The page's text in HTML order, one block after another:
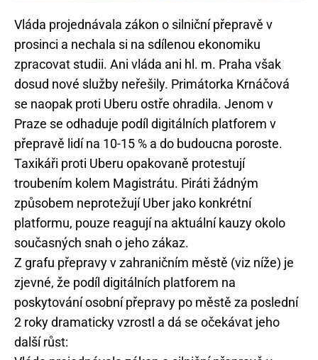
Vláda projednávala zákon o silniční přepravě v
prosinci a nechala si na sdílenou ekonomiku
zpracovat studii. Ani vláda ani hl. m. Praha však
dosud nové služby neřešily. Primátorka Krnáčová
se naopak proti Uberu ostře ohradila. Jenom v
Praze se odhaduje podíl digitálních platforem v
přepravě lidí na 10-15 % a do budoucna poroste.
Taxikáři proti Uberu opakovaně protestují
troubením kolem Magistrátu. Piráti žádným
způsobem neprotežují Uber jako konkrétní
platformu, pouze reagují na aktuální kauzy okolo
současných snah o jeho zákaz.
Z grafu přepravy v zahraničním městě (viz níže) je
zjevné, že podíl digitálních platforem na
poskytování osobní přepravy po městě za poslední
2 roky dramaticky vzrostl a dá se očekávat jeho
další růst: